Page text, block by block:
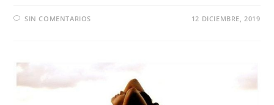
SIN COMENTARIOS 12 DICIEMBRE, 2019